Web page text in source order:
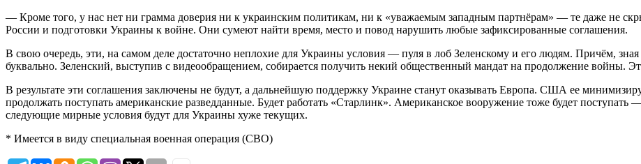
— Кроме того, у нас нет ни грамма доверия ни к украинским политикам, ни к «уважаемым западным партнёрам» — те даже не
России и подготовки Украины к войне. Они сумеют найти время, место и повод нарушить любые зафиксированные соглашения.
В свою очередь, эти, на самом деле достаточно неплохие для Украины условия — пуля в лоб Зеленскому и его людям. Причём,
буквально. Зеленский, выступив с видеообращением, собирается получить некий общественный мандат на продолжение войны.
В результате эти соглашения заключены не будут, а дальнейшую поддержку Украине станут оказывать Европа. США ее
продолжать поступать американские разведданные. Будет работать «Старлинк». Американское вооружение тоже будет
следующие мирные условия будут для Украины хуже текущих.
* Имеется в виду специальная военная операция (СВО)